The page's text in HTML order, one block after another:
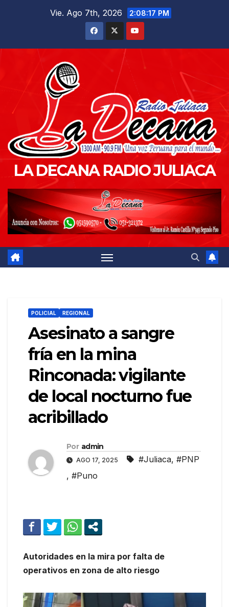
Vie. Ago 7th, 2026 2:08:19 PM
LA DECANA RADIO JULIACA
POLICIAL REGIONAL
Asesinato a sangre
fría en la mina
Rinconada: vigilante
de local nocturno fue
acribillado
Por admin
AGO 17, 2025 #Juliaca, #PNP
, #Puno
Autoridades en la mira por falta de
operativos en zona de alto riesgo